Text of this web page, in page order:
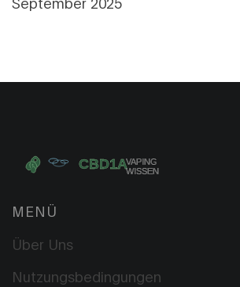
MENÜ
Über Uns
Nutzungsbedingungen